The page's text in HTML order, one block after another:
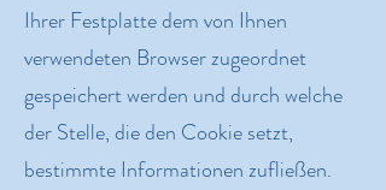
Ihrer Festplatte dem von Ihnen
verwendeten Browser zugeordnet
gespeichert werden und durch welche
der Stelle, die den Cookie setzt,
bestimmte Informationen zufließen.